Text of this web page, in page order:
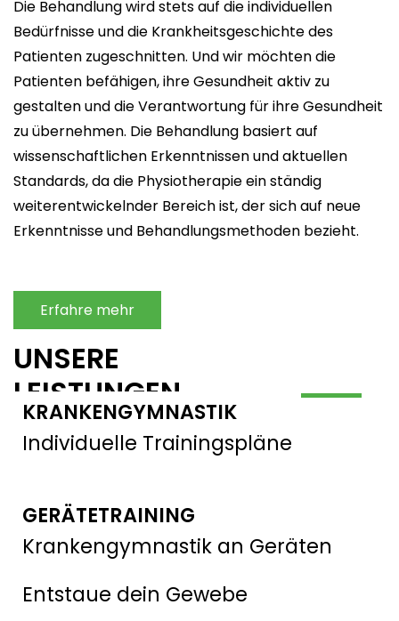
Die Behandlung wird stets auf die individuellen
Bedürfnisse und die Krankheitsgeschichte des
Patienten zugeschnitten. Und wir möchten die
Patienten befähigen, ihre Gesundheit aktiv zu
gestalten und die Verantwortung für ihre Gesundheit
zu übernehmen. Die Behandlung basiert auf
wissenschaftlichen Erkenntnissen und aktuellen
Standards, da die Physiotherapie ein ständig
weiterentwickelnder Bereich ist, der sich auf neue
Erkenntnisse und Behandlungsmethoden bezieht.
Erfahre mehr
UNSERE
LEISTUNGEN
KRANKENGYMNASTIK
Individuelle Trainingspläne
LYMPHDRAINAGE
Entstaue dein Gewebe
GERÄTETRAINING
Krankengymnastik an Geräten